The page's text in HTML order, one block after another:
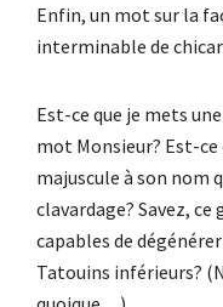
Enfin, un mot sur la
interminable de
Est-ce que je mets
mot Monsieur? Est-ce
majuscule à son nom
clavardage? Savez,
capables de
Tatouins inférieurs?